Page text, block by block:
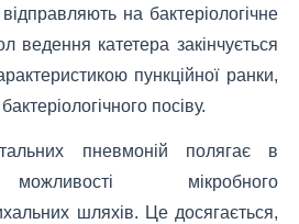
на бактеріологічне
ведення катетера закінчується
пункційної ранки,
посіву.
пневмоній полягає в
мікробного
шляхів. Це досягається,